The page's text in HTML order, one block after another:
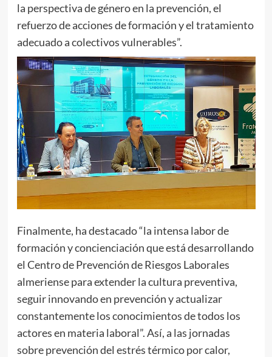
la perspectiva de género en la prevención, el
refuerzo de acciones de formación y el tratamiento
adecuado a colectivos vulnerables”.
Finalmente, ha destacado “la intensa labor de
formación y concienciación que está desarrollando
el Centro de Prevención de Riesgos Laborales
almeriense para extender la cultura preventiva,
seguir innovando en prevención y actualizar
constantemente los conocimientos de todos los
actores en materia laboral”. Así, a las jornadas
sobre prevención del estrés térmico por calor,